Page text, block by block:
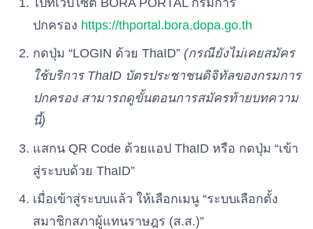
เบอร์ 32 พรรคไทยสร้างไทย
เบอร์ 33 พรรคไทยเป็นหนึ่ง
เบอร์ 35
ไปที่เว็บไซต์ BORA PORTAL กรมการ
ปกครอง https://thportal.bora.dopa.go.th
กดปุ่ม “LOGIN ด้วย ThaID” (กรณียังไม่เคยสมัคร
ใช้บริการ ThaID บัตรประชาชนดิจิทัลของกรมการ
ปกครอง สามารถดูขั้นตอนการสมัครท้ายบทความ
นี้)
แสกน QR Code ด้วยแอป ThaID หรือ กดปุ่ม “เข้า
สู่ระบบด้วย ThaID”
เมื่อเข้าสู่ระบบแล้ว ให้เลือกเมนู “ระบบเลือกตั้ง
สมาชิกสภาผู้แทนราษฎร (ส.ส.)”